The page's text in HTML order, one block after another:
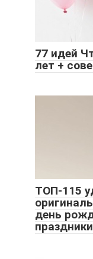
77 идей
лет +
ТОП-115
день
праздники